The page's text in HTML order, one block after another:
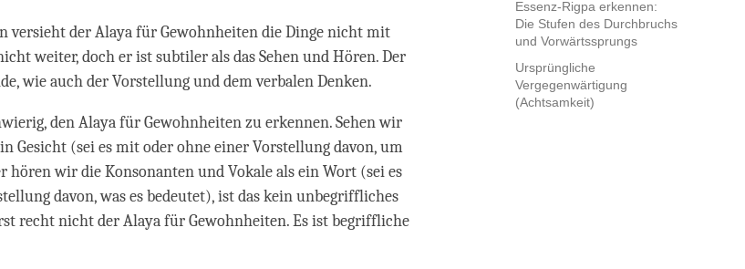
Essenz-Rigpa erkennen:
Die Stufen des Durchbruchs
und Vorwärtssprungs
Ursprüngliche
Vergegenwärtigung
(Achtsamkeit)
versieht der Alaya für Gewohnheiten die Dinge nicht mit
weiter, doch er ist subtiler als das Sehen und Hören. Der
wie auch der Vorstellung und dem verbalen Denken.
den Alaya für Gewohnheiten zu erkennen. Sehen wir
Gesicht (sei es mit oder ohne einer Vorstellung davon, um
hören wir die Konsonanten und Vokale als ein Wort (sei es
davon, was es bedeutet), ist das kein unbegriffliches
recht nicht der Alaya für Gewohnheiten. Es ist begriffliche